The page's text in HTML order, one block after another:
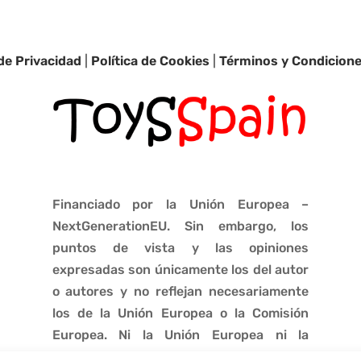
Privacidad Política de Cookies Términos y
Financiado por la Unión Europea –
NextGenerationEU. Sin embargo, los
puntos de vista y las opiniones
expresadas son únicamente los del autor
o autores y no reflejan necesariamente
los de la Unión Europea o la Comisión
Europea. Ni la Unión Europea ni la